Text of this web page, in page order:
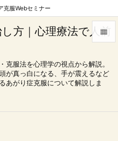
方｜心理療法で人前
克服法を心理学の視点から解説。
が真っ白になる、手が震えるなど
あがり症克服について解説しま

メニュ

サイド
前へ
克服Webセミナー
ミナー|東京
治を目指す会